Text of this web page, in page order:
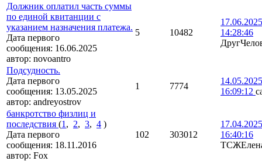
Должник оплатил часть суммы
по единой квитанции с
указанием назначения платежа.
Дата первого
сообщения: 16.06.2025
автор: novoantro
5 10482
17.06.2025
14:28:46
Подсудность.
Дата первого
сообщения: 13.05.2025
автор: andreyostrov
1 7774
14.05.2025
16:09:12
банкротство физлиц и
последствия (1 , 2, 3, 4 )
Дата первого
сообщения: 18.11.2016
автор: Fox
102 303012
17.04.2025
16:40:16